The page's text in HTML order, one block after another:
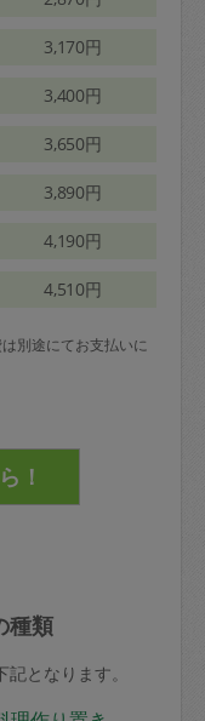
3,170円
3,400円
3,650円
3,890円
4,190円
4,510円
別途にてお支払いに
種類
となります。